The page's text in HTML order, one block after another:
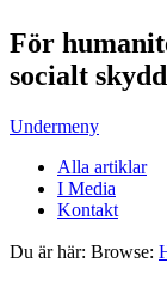
För
socialt
Undermeny
Alla artiklar
I Media
Kontakt
Du är här: Browse: